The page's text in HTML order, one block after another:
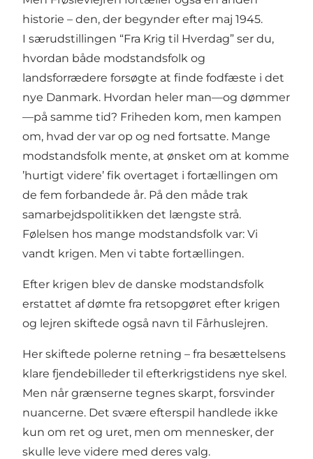
historie – den, der begynder efter maj 1945.
I særudstillingen “Fra Krig til Hverdag” ser du,
hvordan både modstandsfolk og
landsforrædere forsøgte at finde fodfæste i det
nye Danmark. Hvordan heler man—og dømmer
—på samme tid? Friheden kom, men kampen
om, hvad der var op og ned fortsatte. Mange
modstandsfolk mente, at ønsket om at komme
’hurtigt videre’ fik overtaget i fortællingen om
de fem forbandede år. På den måde trak
samarbejdspolitikken det længste strå.
Følelsen hos mange modstandsfolk var: Vi
vandt krigen. Men vi tabte fortællingen.
Efter krigen blev de danske modstandsfolk
erstattet af dømte fra retsopgøret efter krigen
og lejren skiftede også navn til Fårhuslejren.
Her skiftede polerne retning – fra besættelsens
klare fjendebilleder til efterkrigstidens nye skel.
Men når grænserne tegnes skarpt, forsvinder
nuancerne. Det svære efterspil handlede ikke
kun om ret og uret, men om mennesker, der
skulle leve videre med deres valg.